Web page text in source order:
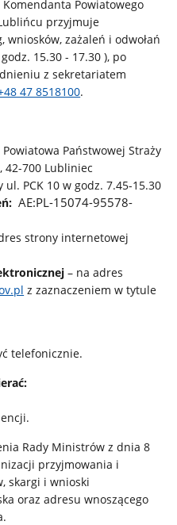
Powiatowego
przyjmuje
zażaleń i odwołań
15.30 - 17.30 ), po
z sekretariatem
47 8518100.
Państwowej Straży
42-700 Lubliniec
PCK 10 w godz. 7.45-15.30
AE:PL-15074-95578-
strony internetowej
– na adres
z zaznaczeniem w tytule
telefonicznie.
Rady Ministrów z dnia 8
przyjmowania i
skargi i wnioski
oraz adresu wnoszącego